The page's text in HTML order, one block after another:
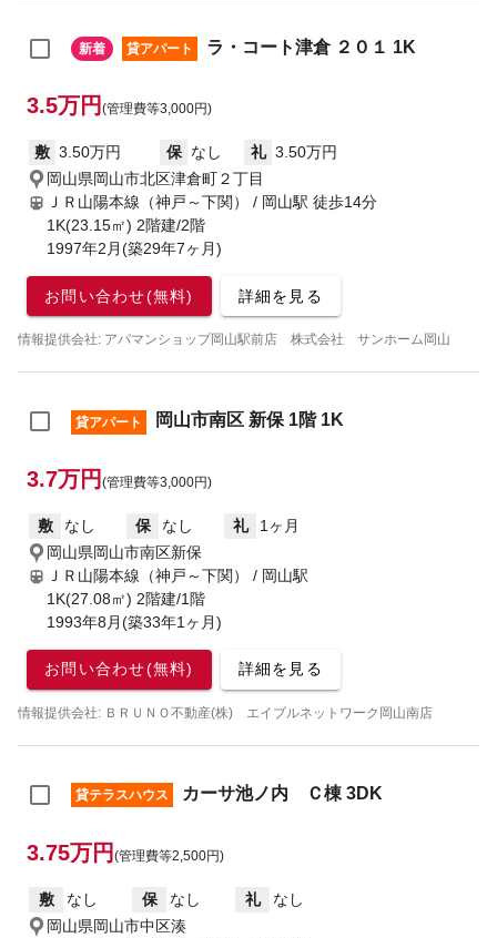
新着 貸アパート ラ・コート津倉 ２０１ 1K
3.5万円 (管理費等3,000円)
敷 3.50万円 保 なし 礼 3.50万円
岡山県岡山市北区津倉町２丁目
ＪＲ山陽本線（神戸～下関） / 岡山駅 徒歩14分
1K(23.15㎡) 2階建/2階
1997年2月(築29年7ヶ月)
お問い合わせ(無料) 詳細を見る
情報提供会社: アパマンショップ岡山駅前店 株式会社 サンホーム岡山
貸アパート 岡山市南区 新保 1階 1K
3.7万円 (管理費等3,000円)
敷 なし 保 なし 礼
1ヶ月
岡山県岡山市南区新保
ＪＲ山陽本線（神戸～下関） / 岡山駅
1K(27.08㎡) 2階建/1階
1993年8月(築33年1ヶ月)
お問い合わせ(無料) 詳細を見る
情報提供会社: ＢＲＵＮＯ不動産(株) エイブルネットワーク岡山南店
貸テラスハウス カーサ池ノ内 Ｃ棟 3DK
3.75万円 (管理費等2,500円)
敷 なし 保 なし 礼
なし
岡山県岡山市中区湊